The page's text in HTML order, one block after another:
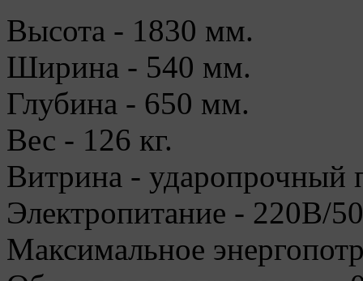
Высота - 1830 мм.
Ширина - 540 мм.
Глубина - 650 мм.
Вес - 126 кг.
Витрина - ударопрочный
Электропитание - 220В/
Максимальное